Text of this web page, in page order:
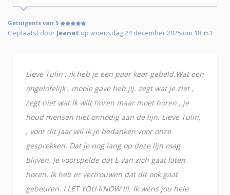
Getuigenis van 5
Geplaatst door Jeanet op woensdag 24 december 2025 om 18u51
Lieve Tulin , ik heb je een paar keer gebeld.Wat een
ongelofelijk , mooie gave heb jij. zegt wat je ziet ,
zegt niet wat ik wilt horen maar moet horen , je
houd mensen niet onnodig aan de lijn. Lieve Tulin,
, voor dit jaar wil ik je bedanken voor onze
gesprekken. Dat je nog lang op deze lijn mag
blijven. Je voorspelde dat E van zich gaat laten
horen. Ik heb er vertrouwen dat dit ook gaat
gebeuren. I LET YOU KNOW !!!. Ik wens jou hele